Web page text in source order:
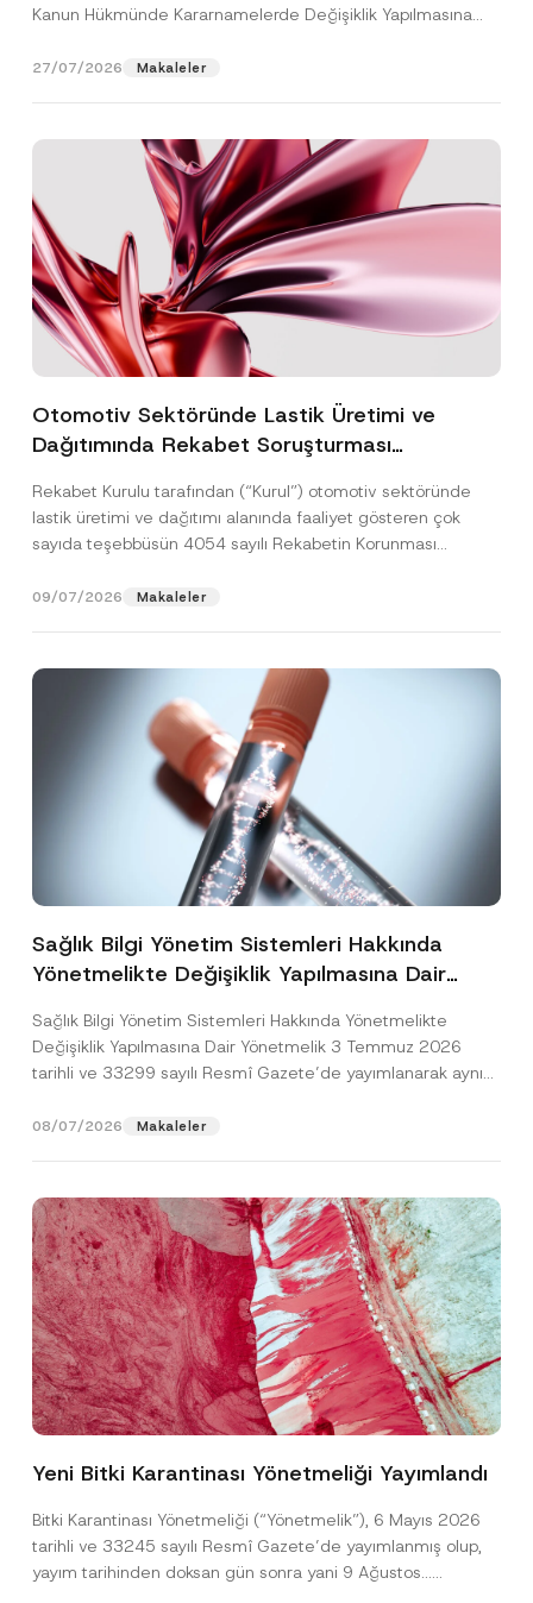
Kanun Hükmünde Kararnamelerde Değişiklik Yapılmasına
27/07/2026 Makaleler
Otomotiv Sektöründe Lastik Üretimi ve
Dağıtımında Rekabet Soruşturması
Cezasına Hükmedilmiştir
Rekabet Kurulu tarafından (“Kurul”) otomotiv sektöründe
lastik üretimi ve dağıtımı alanında faaliyet gösteren çok
sayıda teşebbüsün 4054 sayılı Rekabetin Korunması
09/07/2026 Makaleler
Sağlık Bilgi Yönetim Sistemleri Hakkında
Yönetmelikte Değişiklik Yapılmasına Dair
Sağlık Bilgi Yönetim Sistemleri Hakkında Yönetmelikte
Değişiklik Yapılmasına Dair Yönetmelik 3 Temmuz 2026
tarihli ve 33299 sayılı Resmî Gazete’de yayımlanarak aynı
08/07/2026 Makaleler
Yeni Bitki Karantinası Yönetmeliği Yayımlandı
Bitki Karantinası Yönetmeliği (“Yönetmelik”), 6 Mayıs 2026
tarihli ve 33245 sayılı Resmî Gazete’de yayımlanmış olup,
yayım tarihinden doksan gün sonra yani 9 Ağustos...
Ad*
P
r
v
c
y
*
Firma